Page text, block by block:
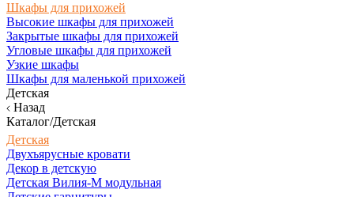
Шкафы для прихожей
Высокие шкафы для прихожей
Закрытые шкафы для прихожей
Угловые шкафы для прихожей
Узкие шкафы
Шкафы для маленькой прихожей
Детская
Назад
Каталог/Детская
Детская
Двухъярусные кровати
Декор в детскую
Детская Вилия-М модульная